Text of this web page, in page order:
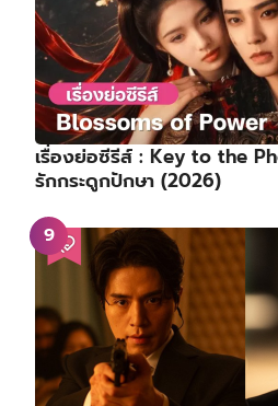
เรื่องย่อซีรีส์ : Key to the
รักกระดูกปักษา (2026)